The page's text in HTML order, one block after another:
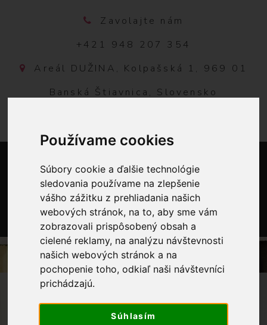
Používame cookies
Súbory cookie a ďalšie technológie
sledovania používame na zlepšenie
vášho zážitku z prehliadania našich
webových stránok, na to, aby sme vám
zobrazovali prispôsobený obsah a
cielené reklamy, na analýzu návštevnosti
našich webových stránok a na
pochopenie toho, odkiaľ naši návštevníci
prichádzajú.
Súhlasím
Zavolajte nám
+421 948 207 354
Areál DUŽINA, Kolpašská 1, 969 01
Banská Štiavnica, Slovensko
0
OBCHOD
MULINKY NA VYŠÍVANIE DMC 422 -
HNEDÁ